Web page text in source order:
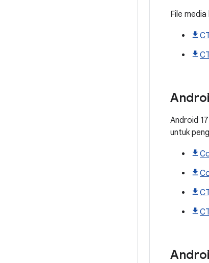
File
Android
untuk